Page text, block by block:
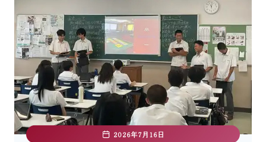
2026年7月16日